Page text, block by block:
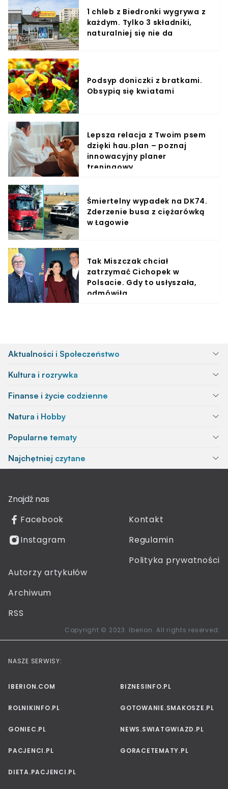
1 chleb z Biedronki wygrywa z
każdym. Tylko 3 składniki,
naturalniej się nie da
Podsyp doniczki z bratkami.
Obsypią się kwiatami
Lepsza relacja z Twoim psem
dzięki hau.plan – poznaj
innowacyjny planer
treningowy
Śmiertelny wypadek na DK74.
Zderzenie busa z ciężarówką
w Łagowie
Tak Miszczak chciał
zatrzymać Cichopek w
Polsacie. Gdy to usłyszała,
odmówiła
Aktualności i Społeczeństwo
Kultura i rozrywka
Finanse i życie codzienne
Natura i Hobby
Popularne tematy
Najchętniej czytane
Znajdź nas
Facebook
Instagram
Kontakt
Regulamin
Polityka prywatności
Autorzy artykułów
Archiwum
RSS
Copyright © 2023. Iberion. All rights reserved.
NASZE SERWISY:
IBERION.COM BIZNESINFO.PL
ROLNIKINFO.PL GOTOWANIE.SMAKOSZE.PL
GONIEC.PL NEWS.SWIATGWIAZD.PL
PACJENCI.PL GORACETEMATY.PL
DIETA.PACJENCI.PL